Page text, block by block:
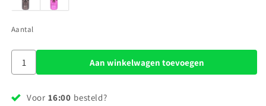
Aantal
Aan winkelwagen toevoegen
Voor 16:00 besteld?